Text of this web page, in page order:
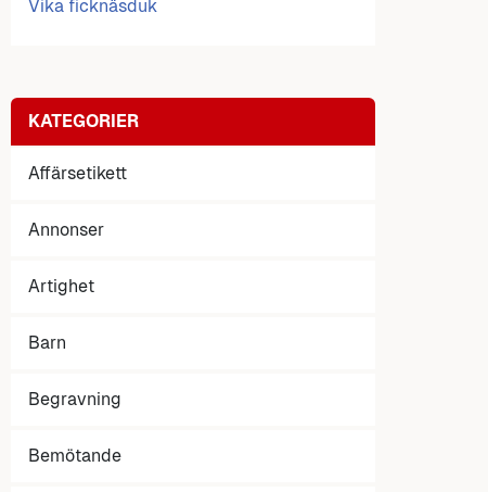
Vika ficknäsduk
KATEGORIER
Affärsetikett
Annonser
Artighet
Barn
Begravning
Bemötande